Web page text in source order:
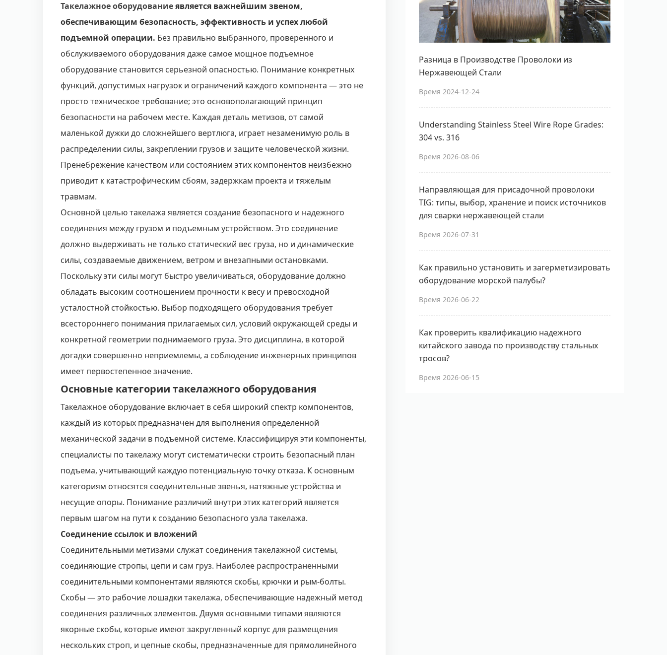
Такелажное оборудованиеявляется важнейшим звеном,
обеспечивающим безопасность, эффективность и успех любой
подъемной операции. Без правильно выбранного, проверенного и
обслуживаемого оборудования даже самое мощное подъемное
оборудование становится серьезной опасностью. Понимание конкретных
функций, допустимых нагрузок и ограничений каждого компонента — это не
просто техническое требование; это основополагающий принцип
безопасности на рабочем месте. Каждая деталь метизов, от самой
маленькой дужки до сложнейшего вертлюга, играет незаменимую роль в
распределении силы, закреплении грузов и защите человеческой жизни.
Пренебрежение качеством или состоянием этих компонентов неизбежно
приводит к катастрофическим сбоям, задержкам проекта и тяжелым
травмам.
Основной целью такелажа является создание безопасного и надежного
соединения между грузом и подъемным устройством. Это соединение
должно выдерживать не только статический вес груза, но и динамические
силы, создаваемые движением, ветром и внезапными остановками.
Поскольку эти силы могут быстро увеличиваться, оборудование должно
обладать высоким соотношением прочности к весу и превосходной
усталостной стойкостью. Выбор подходящего оборудования требует
всестороннего понимания прилагаемых сил, условий окружающей среды и
конкретной геометрии поднимаемого груза. Это дисциплина, в которой
догадки совершенно неприемлемы, а соблюдение инженерных принципов
имеет первостепенное значение.
Основные категории такелажного оборудования
Такелажное оборудование включает в себя широкий спектр компонентов,
каждый из которых предназначен для выполнения определенной
механической задачи в подъемной системе. Классифицируя эти компоненты,
специалисты по такелажу могут систематически строить безопасный план
подъема, учитывающий каждую потенциальную точку отказа. К основным
категориям относятся соединительные звенья, натяжные устройства и
несущие опоры. Понимание различий внутри этих категорий является
первым шагом на пути к созданию безопасного узла такелажа.
Соединение ссылок и вложений
Соединительными метизами служат соединения такелажной системы,
соединяющие стропы, цепи и сам груз. Наиболее распространенными
соединительными компонентами являются скобы, крючки и рым-болты.
Скобы — это рабочие лошадки такелажа, обеспечивающие надежный метод
соединения различных элементов. Двумя основными типами являются
якорные скобы, которые имеют закругленный корпус для размещения
нескольких строп, и цепные скобы, предназначенные для прямолинейного
Разница в Производстве Проволоки из
Нержавеющей Стали
Время 2024-12-24
Understanding Stainless Steel Wire Rope Grades:
304 vs. 316
Время 2026-08-06
Направляющая для присадочной проволоки
TIG: типы, выбор, хранение и поиск источников
для сварки нержавеющей стали
Время 2026-07-31
Как правильно установить и загерметизировать
оборудование морской палубы?
Время 2026-06-22
Как проверить квалификацию надежного
китайского завода по производству стальных
тросов?
Время 2026-06-15